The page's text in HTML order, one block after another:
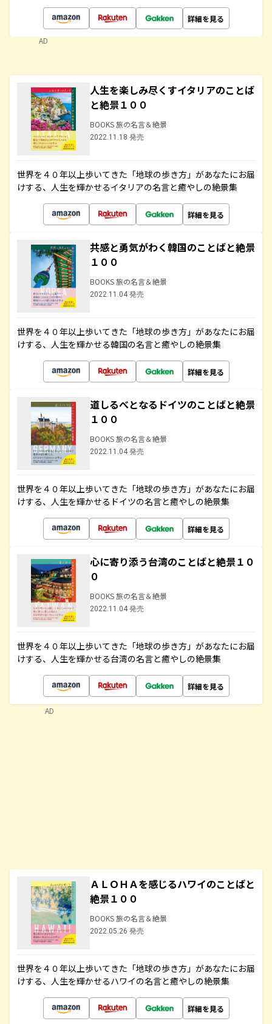
詳細を見る
AD
人生を楽しみ尽くすイタリアのことば
と絶景１００
BOOKS 旅の名言＆絶景
2022.11.18 発売
世界を４０年以上歩いてきた「地球の歩き方」があなたにお届
けする、人生を輝かせるイタリアの名言と癒やしの絶景集
詳細を見る
共感と勇気がわく韓国のことばと絶景
１００
BOOKS 旅の名言＆絶景
2022.11.04 発売
世界を４０年以上歩いてきた「地球の歩き方」があなたにお届
けする、人生を輝かせる韓国の名言と癒やしの絶景集
詳細を見る
道しるべとなるドイツのことばと絶景
１００
BOOKS 旅の名言＆絶景
2022.11.04 発売
世界を４０年以上歩いてきた「地球の歩き方」があなたにお届
けする、人生を輝かせるドイツの名言と癒やしの絶景集
詳細を見る
心に寄り添う台湾のことばと絶景１０
０
BOOKS 旅の名言＆絶景
2022.11.04 発売
世界を４０年以上歩いてきた「地球の歩き方」があなたにお届
けする、人生を輝かせる台湾の名言と癒やしの絶景集
詳細を見る
ＡＬＯＨＡを感じるハワイのことばと
絶景１００
BOOKS 旅の名言＆絶景
2022.05.26 発売
世界を４０年以上歩いてきた「地球の歩き方」があなたにお届
けする、人生を輝かせるハワイの名言と癒やしの絶景集
詳細を見る
AD